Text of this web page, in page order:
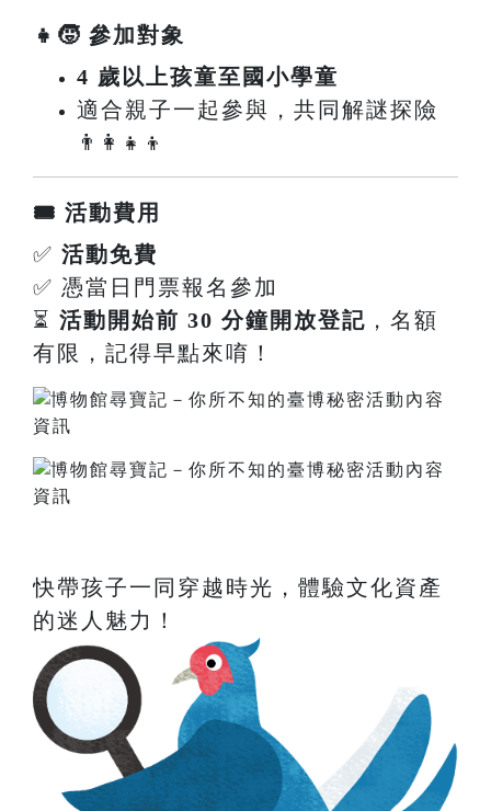
👧🧒 參加對象
4 歲以上孩童至國小學童
適合親子一起參與，共同解謎探險
👨‍👩‍👧‍👦
🎟️ 活動費用
✅ 活動免費
✅ 憑當日門票報名參加
⏳ 活動開始前 30 分鐘開放登記 ，名額
有限，記得早點來唷！
快帶孩子一同穿越時光，體驗文化資產
的迷人魅力！